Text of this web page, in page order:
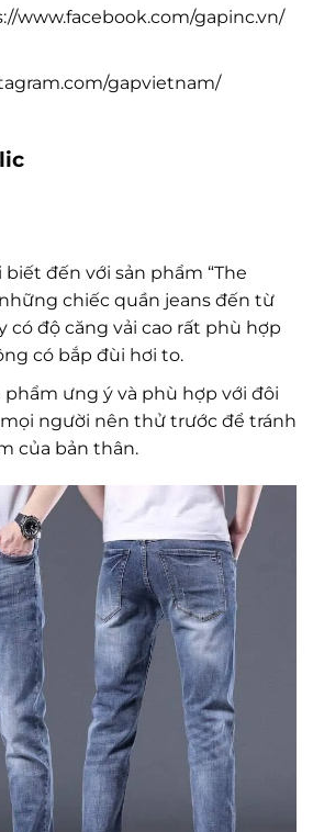
www.facebook.com/gapinc.vn/
gapvietnam/
đến với sản phẩm “The
những chiếc quần jeans đến từ
có độ căng vải cao rất phù hợp
có bắp đùi hơi to.
ưng ý và phù hợp với đôi
người nên thử trước để tránh
của bản thân.